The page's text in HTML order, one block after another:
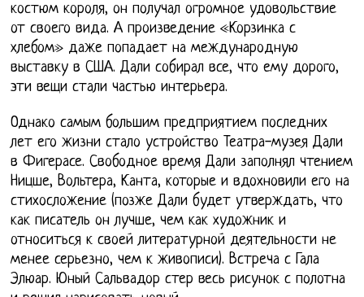
костюм короля, он получал огромное удовольствие
от своего вида. А произведение «Корзинка с
хлебом» даже попадает на международную
выставку в США. Дали собирал все, что ему дорого,
эти вещи стали частью интерьера.
Однако самым большим предприятием последних
лет его жизни стало устройство Театра-музея Дали
в Фигерасе. Свободное время Дали заполнял чтением
Ницше, Вольтера, Канта, которые и вдохновили его на
стихосложение (позже Дали будет утверждать, что
как писатель он лучше, чем как художник и
относиться к своей литературной деятельности не
менее серьезно, чем к живописи). Встреча с Гала
Элюар. Юный Сальвадор стер весь рисунок с полотна